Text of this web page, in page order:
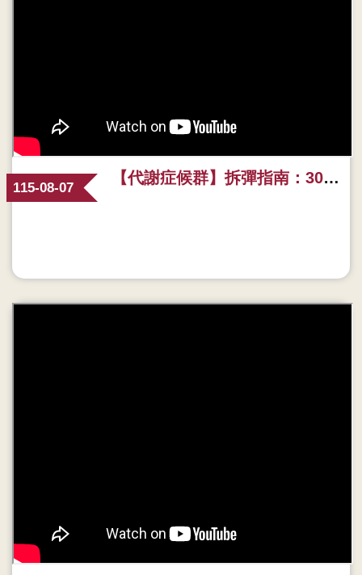
【代謝症候群】拆彈指南：30 秒教你化解身體危機！
115-08-07